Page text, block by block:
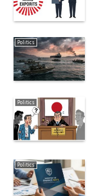
Politics
Politics
Politics